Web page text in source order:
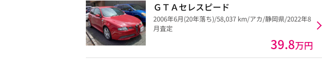
ＧＴＡセレスピード
2006年6月(20年落ち)/58,037 km/アカ/静岡県/2022年8
月査定
39.8万円